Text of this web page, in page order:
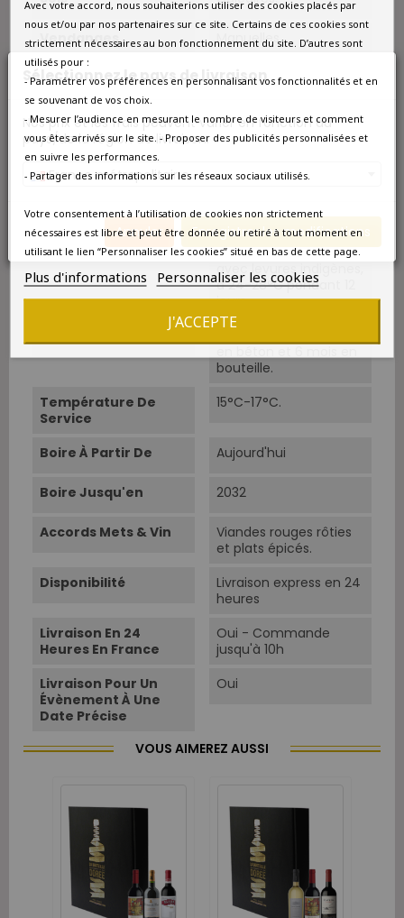
Sélectionnez le pays de livraison
Nos prix et les frais peuvent varier en fonction du
pays/de la région de livraison.
France métropolitaine
Annuler Enregistrer les modifications
Vendanges Manuelles.
Cépage Dominant Malbec
Cépages Malbec 100%.
Conduite
Vinification
Fermentation dans de
petites cuves en béton
avec levures indigènes,
à 24-28°C pendant 12
jours.
bouteille.
Température De
Service
15°C-17°C.
Boire À Partir De Aujourd'hui
Boire Jusqu'en 2032
Accords Mets & Vin
Viandes rouges rôties
et plats épicés.
Disponibilité
Livraison express en 24
heures
Livraison En 24
Heures En France
Oui - Commande
jusqu'à 10h
Livraison Pour Un
Évènement À Une
Date Précise
Oui
VOUS AIMEREZ AUSSI
Avec votre accord, nous souhaiterions utiliser des cookies placés par
nous et/ou par nos partenaires sur ce site. Certains de ces cookies sont
strictement nécessaires au bon fonctionnement du site. D’autres sont
utilisés pour :
- Paramétrer vos préférences en personnalisant vos fonctionnalités et en
se souvenant de vos choix.
- Mesurer l’audience en mesurant le nombre de visiteurs et comment
vous êtes arrivés sur le site. - Proposer des publicités personnalisées et
en suivre les performances.
- Partager des informations sur les réseaux sociaux utilisés.
Votre consentement à l’utilisation de cookies non strictement
nécessaires est libre et peut être donnée ou retiré à tout moment en
utilisant le lien “Personnaliser les cookies” situé en bas de cette page.
Plus d'informations Personnaliser les cookies
J'ACCEPTE